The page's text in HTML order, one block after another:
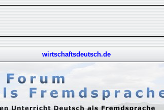
wirtschaftsdeutsch.de